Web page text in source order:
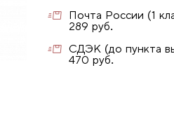
Почта России (1
289 руб.
СДЭК (до пункта
470 руб.